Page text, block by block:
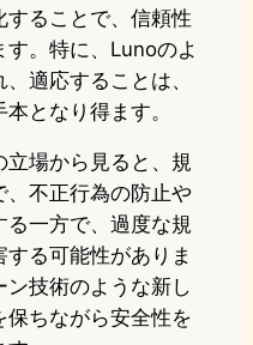
することで、信頼性
。特に、Lunoのよ
適応することは、
となり得ます。
場から見ると、規
、不正行為の防止や
一方で、過度な規
る可能性がありま
技術のような新し
保ちながら安全性を